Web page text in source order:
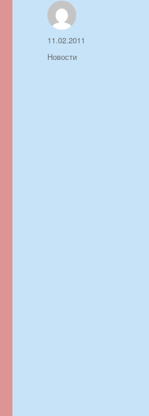
Автор
Опубликовано
11.02.2011
Рубрики
Новости